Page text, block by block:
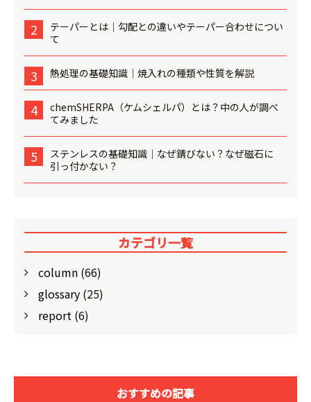
2
テーパーとは│勾配との違いやテーパー合わせについ
て
3 熱処理の基礎知識│焼入れの種類や性質を解説
4
chemSHERPA（ケムシェルパ）とは？中の人が調べ
てみました
5
ステンレスの基礎知識│なぜ錆びない？なぜ磁石に
引っ付かない？
カテゴリ一覧
column (66)
glossary (25)
report (6)
おすすめの記事